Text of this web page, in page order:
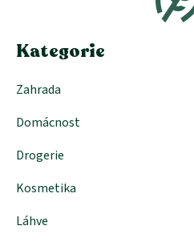
Kategorie
Zahrada
Domácnost
Drogerie
Kosmetika
Láhve